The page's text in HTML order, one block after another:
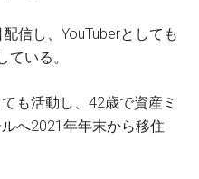
信し、YouTuberとしても
いる。
も活動し、42歳で資産ミ
へ2021年年末から移住